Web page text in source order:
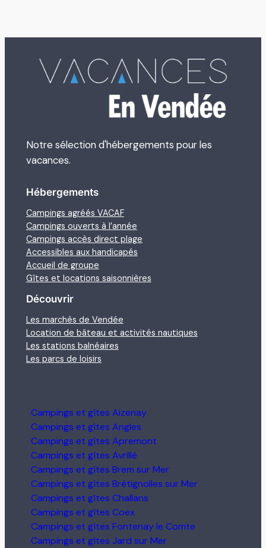
Notre sélection d'hébergements pour les
vacances.
Hébergements
Campings agréés VACAF
Campings ouverts à l’année
Campings accès direct plage
Accessibles aux handicapés
Accueil de groupe
Gîtes et locations saisonnières
Découvrir
Les marchés de Vendée
Location de bâteau et activités nautiques
Les stations balnéaires
Les parcs de loisirs
Campings et gîtes Aizenay
Campings et gîtes Angles
Campings et gîtes Apremont
Campings et gîtes Avrillé
Campings et gîtes Brem sur Mer
Campings et gîtes Brétignolles sur Mer
Campings et gîtes Challans
Campings et gîtes Coex
Campings et gîtes Fontenay le Comte
Campings et gîtes Jard sur Mer